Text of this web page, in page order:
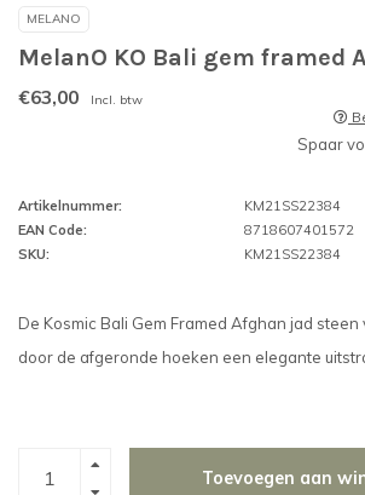
MELANO
MelanO KO Bali gem framed
€63,00 Incl. btw
Spaar
Artikelnummer:
KM21SS22384
EAN Code:
8718607401572
SKU:
KM21SS22384
De Kosmic Bali Gem Framed Afghan jad
door de afgeronde hoeken een elegante
Toevoegen aan